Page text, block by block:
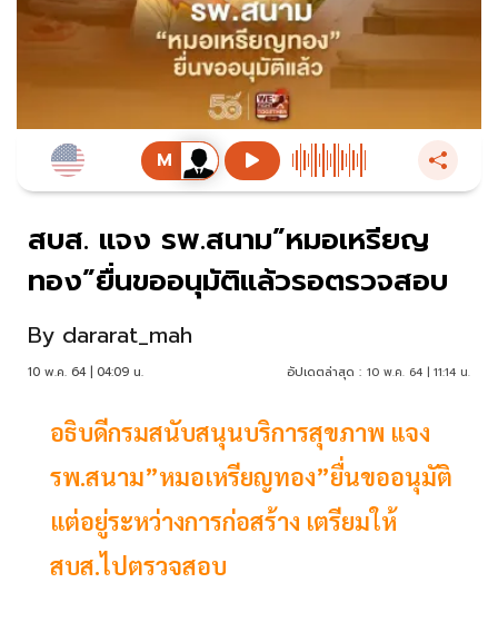
สบส. แจง รพ.สนาม”หมอเหรียญ
ทอง”ยื่นขออนุมัติแล้วรอตรวจสอบ
By dararat_mah
10 พ.ค. 64 | 04:09 น. อัปเดตล่าสุด : 10 พ.ค. 64 | 11:14 น.
อธิบดีกรมสนับสนุนบริการสุขภาพ แจง
รพ.สนาม”หมอเหรียญทอง”ยื่นขออนุมัติ
แต่อยู่ระหว่างการก่อสร้าง เตรียมให้
สบส.ไปตรวจสอบ